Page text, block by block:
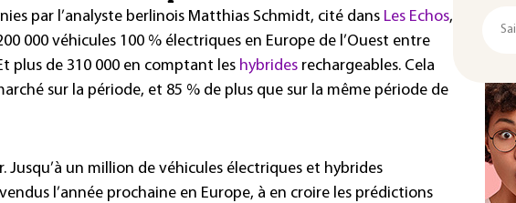
par l’analyste berlinois Matthias Schmidt, cité dans Les Echos,
000 véhicules 100 % électriques en Europe de l’Ouest entre
plus de 310 000 en comptant les hybrides rechargeables. Cela
sur la période, et 85 % de plus que sur la même période de
Jusqu’à un million de véhicules électriques et hybrides
l’année prochaine en Europe, à en croire les prédictions